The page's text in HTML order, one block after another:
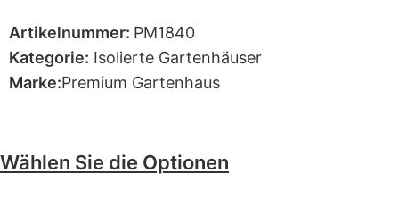
Wählen Sie die Optionen
Artikelnummer: PM1840
Kategorie: Isolierte Gartenhäuser
Marke:Premium Gartenhaus